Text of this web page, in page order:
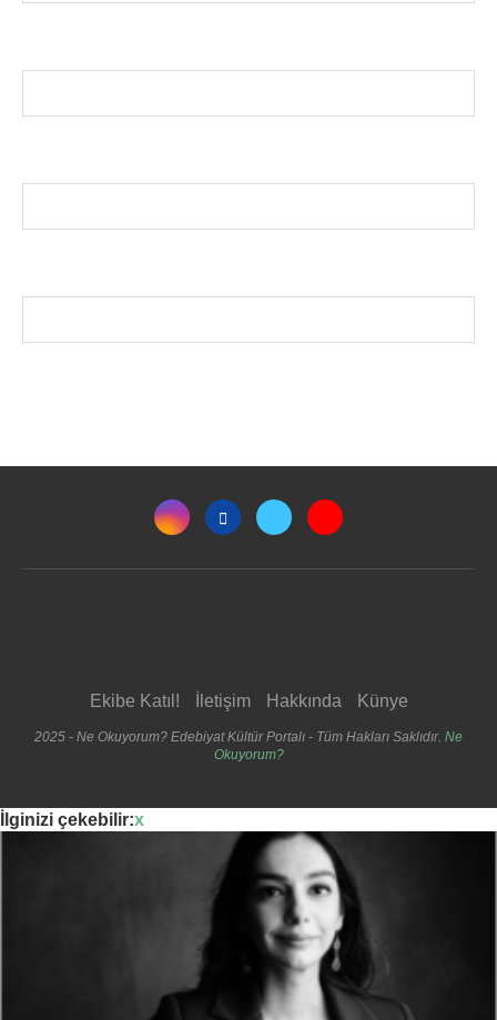
Ekibe Katıl! İletişim Hakkında Künye
2025 - Ne Okuyorum? Edebiyat Kültür Portalı - Tüm Hakları Saklıdır. Ne
Okuyorum?
İlginizi çekebilir:x